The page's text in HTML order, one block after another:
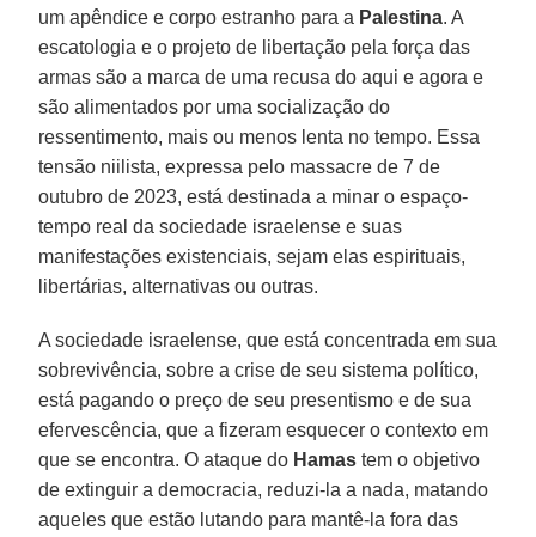
um apêndice e corpo estranho para a Palestina. A
escatologia e o projeto de libertação pela força das
armas são a marca de uma recusa do aqui e agora e
são alimentados por uma socialização do
ressentimento, mais ou menos lenta no tempo. Essa
tensão niilista, expressa pelo massacre de 7 de
outubro de 2023, está destinada a minar o espaço-
tempo real da sociedade israelense e suas
manifestações existenciais, sejam elas espirituais,
libertárias, alternativas ou outras.
A sociedade israelense, que está concentrada em sua
sobrevivência, sobre a crise de seu sistema político,
está pagando o preço de seu presentismo e de sua
efervescência, que a fizeram esquecer o contexto em
que se encontra. O ataque do Hamas tem o objetivo
de extinguir a democracia, reduzi-la a nada, matando
aqueles que estão lutando para mantê-la fora das